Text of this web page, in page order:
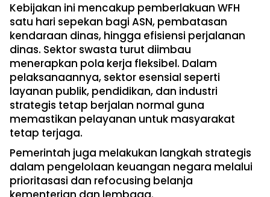
Kebijakan ini mencakup pemberlakuan WFH
satu hari sepekan bagi ASN, pembatasan
kendaraan dinas, hingga efisiensi perjalanan
dinas. Sektor swasta turut diimbau
menerapkan pola kerja fleksibel. Dalam
pelaksanaannya, sektor esensial seperti
layanan publik, pendidikan, dan industri
strategis tetap berjalan normal guna
memastikan pelayanan untuk masyarakat
tetap terjaga.
Pemerintah juga melakukan langkah strategis
dalam pengelolaan keuangan negara melalui
prioritasasi dan refocusing belanja